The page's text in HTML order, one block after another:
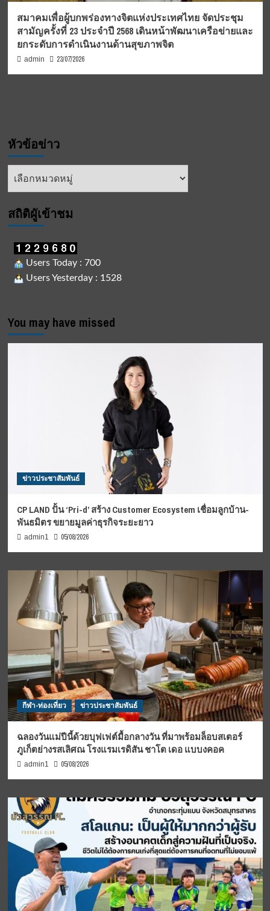
สมาคมเพื่อผู้บกพร่องทางจิตแห่งประเทศไทย จัดประชุม
สามัญครั้งที่ 23 ประจำปี 2568 เดินหน้าพัฒนาเครือข่ายและ
ยกระดับการดำเนินงานด้านสุขภาพจิต
admin 23/07/2026
หัวข้อข่าว
หัวข้อ
สถิติผูัเข้าชม
Users Today : 700
Users Yesterday : 1528
You may have missed
ข่าวประชาสัมพันธ์
CP LAND ปั้น ‘Pri-d’ สร้าง Customer Ecosystem เชื่อมลูกบ้าน-
พันธมิตร ขยายมูลค่าธุรกิจระยะยาว
admin1 05/08/2026
กีฬา-ท่องเที่ยว ข่าวประชาสัมพันธ์
ฉลองวันแม่ปีนี้ด้วยบุฟเฟต์มื้อกลางวัน ที่มาพร้อมล็อบสเตอร์
ภูเก็ตย่างรสเลิศณ โรงแรมเรดิสัน ชาโต เดอ แบบงคอค
admin1 05/08/2026